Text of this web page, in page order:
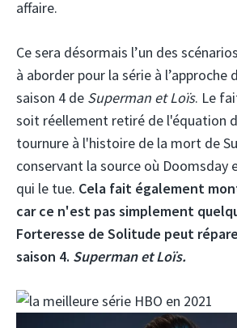
affaire.
Ce sera désormais l’un des
à aborder pour la série à l’approche
saison 4 de Superman et Loïs. Le
soit réellement retiré de l'équation
tournure à l'histoire de la mort de
conservant la source où Doomsday
qui le tue. Cela fait également
car ce n'est pas simplement
Forteresse de Solitude peut
saison 4. Superman et Loïs.